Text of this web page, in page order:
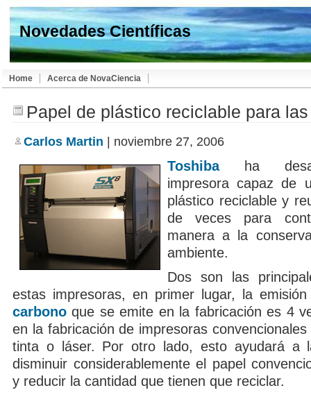
Novedades Científicas
Home Acerca de NovaCiencia
Papel de plástico reciclable para
Carlos Martin | noviembre 27, 2006
Toshibaha
impresora capaz de
plástico reciclable y
de veces para
manera a la
ambiente.
Dos son las
estas impresoras, en primer lugar, la
carbono que se emite en la fabricación es 4
en la fabricación de impresoras
tinta o láser. Por otro lado, esto ayudará a
disminuir considerablemente el papel
y reducir la cantidad que tienen que reciclar.